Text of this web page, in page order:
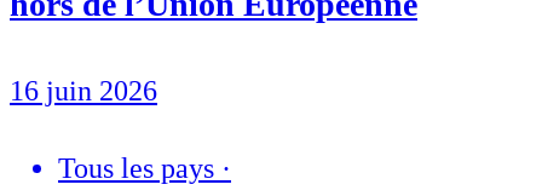
16 juin 2026
Tous les pays ·